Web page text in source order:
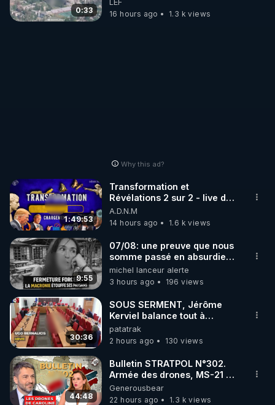
0:33
drones de 3 brigades
ukrainienne
LEF
16 hours ago
1.3 k views
Why this ad?
1:49:53
Transformation et
Révélations 2 sur 2 - live du
07/08/26
A.D.N.M
14 hours ago
1.6 k views
9:55
07/08: une preuve que nous
somme passé en absurdie
une dictature qui veut faire
taire ses opposant !
michel lanceur alerte
3 hours ago
196 views
30:36
SOUS SERMENT, Jérôme
Kerviel balance tout à
l'Assemblée !
patatrak
2 hours ago
130 views
44:48
Bulletin STRATPOL N°302.
Armée des drones, MS-21 en
série, missiles coréens.
07.08.2026.
Generousbear
22 hours ago
1.3 k views